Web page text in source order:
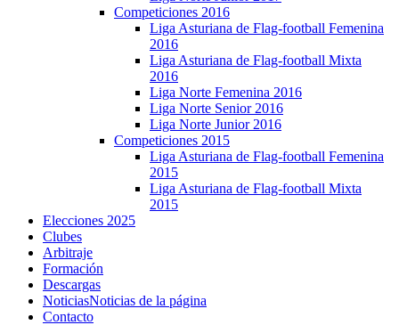
Competiciones 2016
Liga Asturiana de Flag-football Femenina
2016
Liga Asturiana de Flag-football Mixta
2016
Liga Norte Femenina 2016
Liga Norte Senior 2016
Liga Norte Junior 2016
Competiciones 2015
Liga Asturiana de Flag-football Femenina
2015
Liga Asturiana de Flag-football Mixta
2015
Elecciones 2025
Clubes
Arbitraje
Formación
Descargas
NoticiasNoticias de la página
Contacto